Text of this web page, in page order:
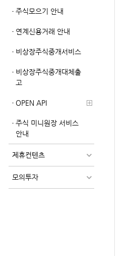
주식모으기 안내
연계신용거래 안내
비상장주식중개서비스
비상장주식중개대체출
고
OPEN API
주식 미니원장 서비스
안내
제휴컨텐츠
모의투자